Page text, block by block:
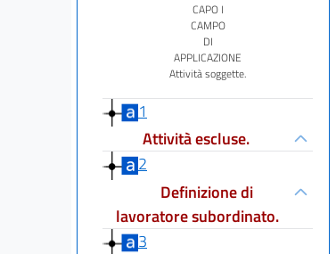
CAPO I
CAMPO
DI
APPLICAZIONE
Attività soggette.
1
Attività escluse.
2
Definizione di
lavoratore subordinato.
3